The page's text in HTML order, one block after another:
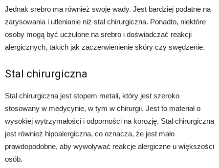
Jednak srebro ma również swoje wady. Jest bardziej podatne na
zarysowania i utlenianie niż stal chirurgiczna. Ponadto, niektóre
osoby mogą być uczulone na srebro i doświadczać reakcji
alergicznych, takich jak zaczerwienienie skóry czy swędzenie.
Stal chirurgiczna
Stal chirurgiczna jest stopem metali, który jest szeroko
stosowany w medycynie, w tym w chirurgii. Jest to materiał o
wysokiej wytrzymałości i odporności na korozję. Stal chirurgiczna
jest również hipoalergiczna, co oznacza, że jest mało
prawdopodobne, aby wywoływać reakcje alergiczne u większości
osób.